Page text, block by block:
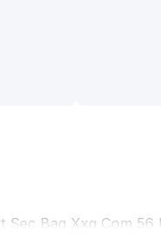
Sec Bag Xxg Com 56